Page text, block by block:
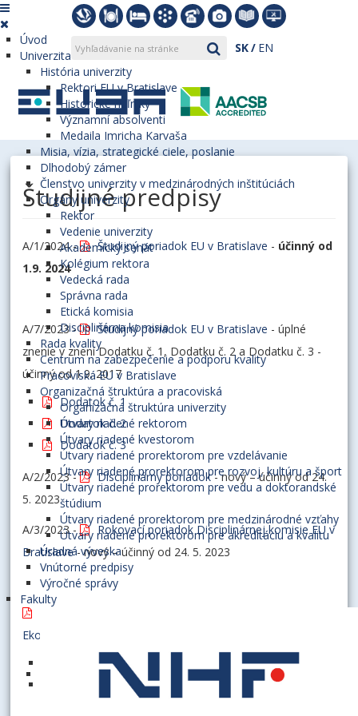
SK EN
Úvod
Univerzita
História univerzity
Rektori EU v Bratislave
Historické míľniky
Významní absolventi
Medaila Imricha Karvaša
Misia, vízia, strategické ciele, poslanie
Dlhodobý zámer
Členstvo univerzity v medzinárodných inštitúciách
Orgány univerzity
Rektor
Vedenie univerzity
Akademický senát
Kolégium rektora
Vedecká rada
Správna rada
Etická komisia
Disciplinárna komisia
Rada kvality
Centrum na zabezpečenie a podporu kvality
Pracoviská EU v Bratislave
Organizačná štruktúra a pracoviská
Organizačná štruktúra univerzity
Útvary riadené rektorom
Útvary riadené kvestorom
Útvary riadené prorektorom pre vzdelávanie
Útvary riadené prorektorom pre rozvoj, kultúru a šport
Útvary riadené prorektorom pre vedu a doktorandské
štúdium
Útvary riadené prorektorom pre medzinárodné vzťahy
Útvary riadené prorektorom pre akreditáciu a kvalitu
Úradná výveska
Vnútorné predpisy
Výročné správy
Fakulty
Študijné predpisy
A/1/2024 - Študijný poriadok EU v Bratislave - účinný od
1.9. 2024
A/7/2023 - Študijný poriadok EU v Bratislave - úplné
znenie v znení Dodatku č. 1, Dodatku č. 2 a Dodatku č. 3 -
účinný od 1.9. 2017
Dodatok č. 1
Dodatok č. 2
Dodatok č. 3
A/2/2023 - Disciplinárny poriadok- nový – účinný od 24.
5. 2023
A/3/2023 -
Rokovací poriadok Disciplinárnej komisie EU v
Bratislave- nový – účinný od 24. 5. 2023
Ekonomickej univerzite v Bratislave
Príloha č. 1 - Žiadosť o individuálne štúdium
Príloha č. 2 - Individuálny študijný plán –
harmonogram plnenia študijných povinností